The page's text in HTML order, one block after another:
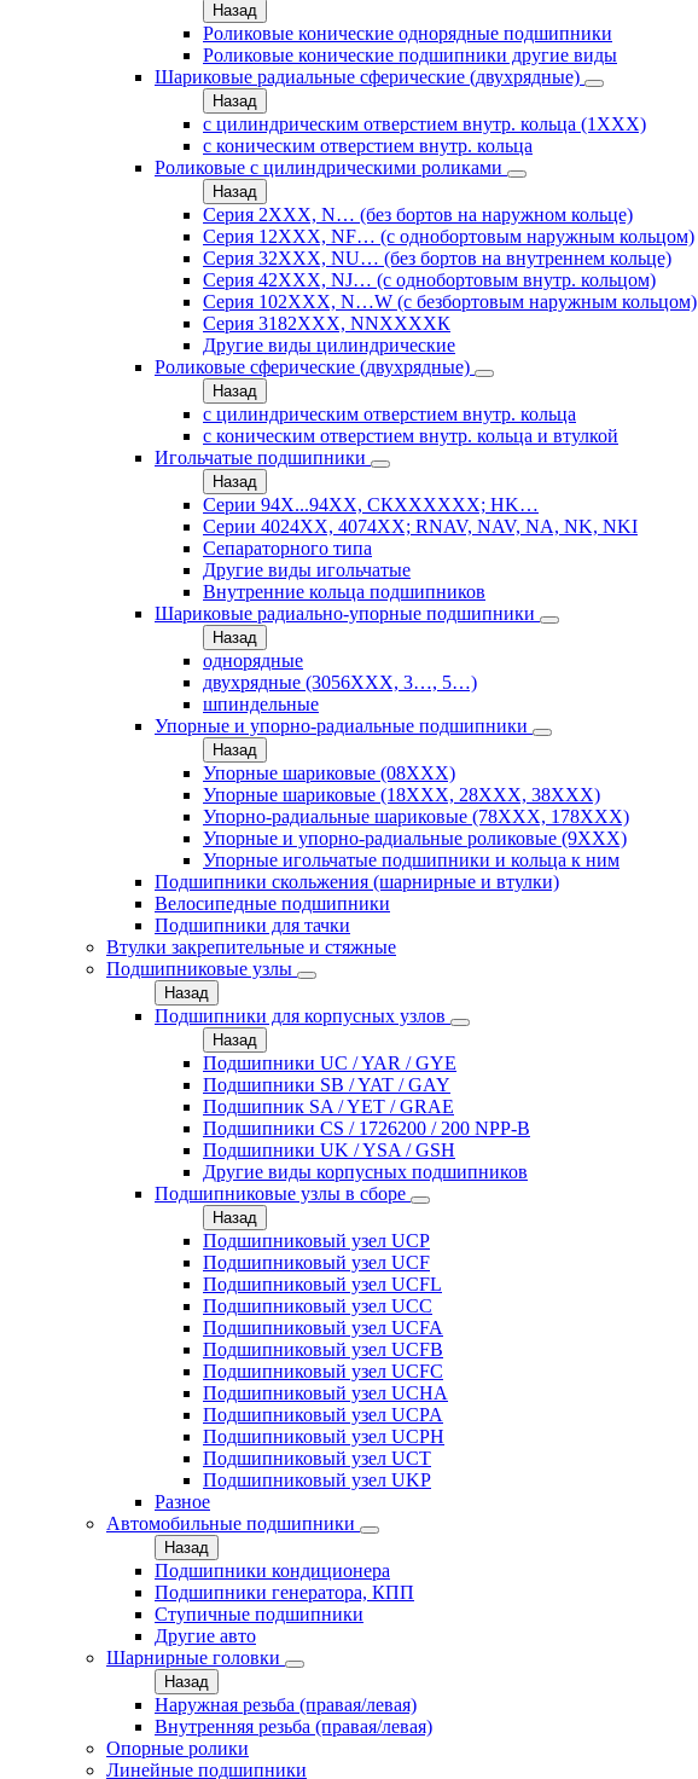
Назад
Роликовые конические однорядные подшипники
Роликовые конические подшипники другие виды
Шариковые радиальные сферические (двухрядные)
Назад
с цилиндрическим отверстием внутр. кольца (1ХХХ)
с коническим отверстием внутр. кольца
Роликовые с цилиндрическими роликами
Назад
Серия 2ХХХ, N… (без бортов на наружном кольце)
Серия 12ХХХ, NF… (с однобортовым наружным кольцом)
Серия 32ХХХ, NU… (без бортов на внутреннем кольце)
Серия 42ХХХ, NJ… (с однобортовым внутр. кольцом)
Серия 102ХХХ, N…W (с безбортовым наружным кольцом)
Серия 3182ХХХ, NNХХХХК
Другие виды цилиндрические
Роликовые сферические (двухрядные)
Назад
с цилиндрическим отверстием внутр. кольца
с коническим отверстием внутр. кольца и втулкой
Игольчатые подшипники
Назад
Серии 94Х...94ХХ, СКХХХХХХ; HK…
Серии 4024ХХ, 4074ХХ; RNAV, NAV, NA, NK, NKI
Сепараторного типа
Другие виды игольчатые
Внутренние кольца подшипников
Шариковые радиально-упорные подшипники
Назад
однорядные
двухрядные (3056ХХХ, 3…, 5…)
шпиндельные
Упорные и упорно-радиальные подшипники
Назад
Упорные шариковые (08XXX)
Упорные шариковые (18XXX, 28XXХ, 38ХХХ)
Упорно-радиальные шариковые (78XXX, 178ХХХ)
Упорные и упорно-радиальные роликовые (9ХХХ)
Упорные игольчатые подшипники и кольца к ним
Подшипники скольжения (шарнирные и втулки)
Велосипедные подшипники
Подшипники для тачки
Втулки закрепительные и стяжные
Подшипниковые узлы
Назад
Подшипники для корпусных узлов
Назад
Подшипники UC / YAR / GYE
Подшипники SB / YAT / GAY
Подшипник SA / YET / GRAE
Подшипники CS / 1726200 / 200 NPP-B
Подшипники UK / YSA / GSH
Другие виды корпусных подшипников
Подшипниковые узлы в сборе
Назад
Подшипниковый узел UCP
Подшипниковый узел UCF
Подшипниковый узел UCFL
Подшипниковый узел UCC
Подшипниковый узел UCFA
Подшипниковый узел UCFB
Подшипниковый узел UCFC
Подшипниковый узел UCHA
Подшипниковый узел UCPA
Подшипниковый узел UCPH
Подшипниковый узел UCT
Подшипниковый узел UKP
Разное
Автомобильные подшипники
Назад
Подшипники кондиционера
Подшипники генератора, КПП
Ступичные подшипники
Другие авто
Шарнирные головки
Назад
Наружная резьба (правая/левая)
Внутренняя резьба (правая/левая)
Опорные ролики
Линейные подшипники